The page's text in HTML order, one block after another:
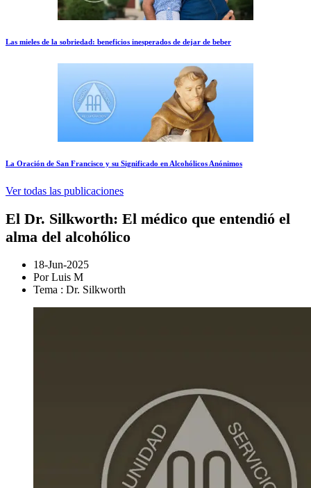
Las mieles de la sobriedad: beneficios inesperados de dejar de beber
La Oración de San Francisco y su Significado en Alcohólicos Anónimos
Ver todas las publicaciones
El Dr. Silkworth: El médico que entendió el
alma del alcohólico
18-Jun-2025
Por Luis M
Tema : Dr. Silkworth